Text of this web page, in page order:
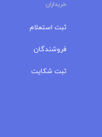
خریداران
ثبت استعلام
فروشندگان
ثبت شکایت